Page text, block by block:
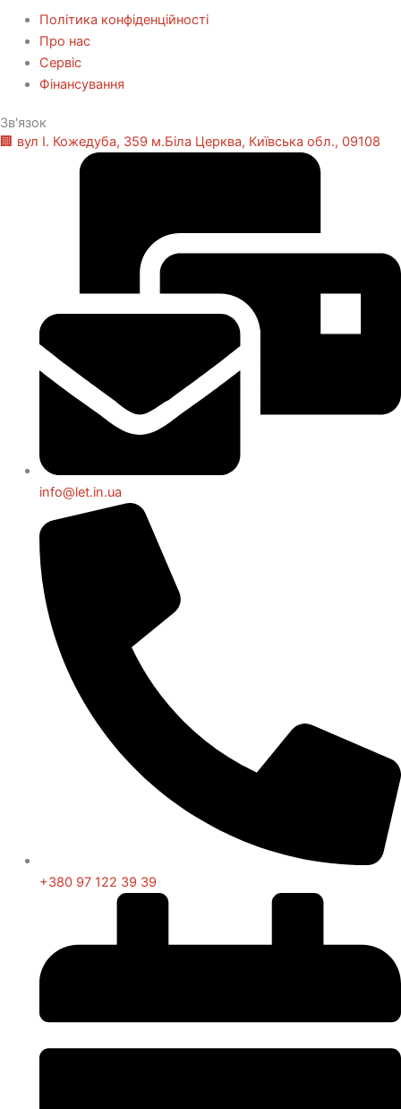
Політика конфіденційності
Про нас
Сервіс
Фінансування
Зв'язок
🏢 вул І. Кожедуба, 359 м.Біла Церква, Київська обл., 09108
info@let.in.ua
+380 97 122 39 39